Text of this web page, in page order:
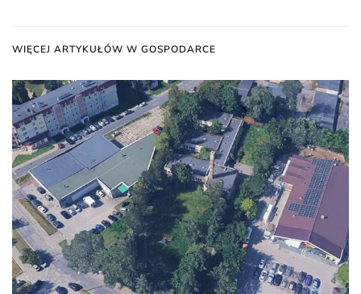
WIĘCEJ ARTYKUŁÓW W GOSPODARCE